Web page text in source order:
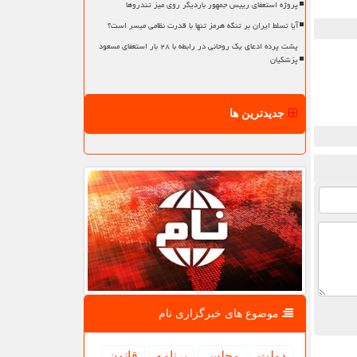
پروژه استعفای رییس جمهور باردیگر روی میز تندروها
آیا تسلط ایران بر تنگه هرمز تنها با قدرت نظامی میسر است؟
پشت پرده ادعای یک روحانی در رابطه با ۲۸ بار استعفای مسعود
پزشکیان
جدیدترین ها
موضوع های خبرگزاری نام